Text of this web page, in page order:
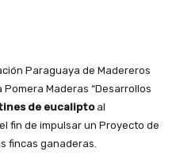
Paraguaya de Madereros
Pomera Maderas “Desarrollos
de eucaliptoal
fin de impulsar un Proyecto de
fincas ganaderas.